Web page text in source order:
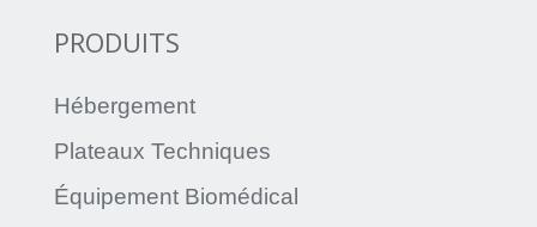
PRODUITS
Hébergement
Plateaux Techniques
Équipement Biomédical